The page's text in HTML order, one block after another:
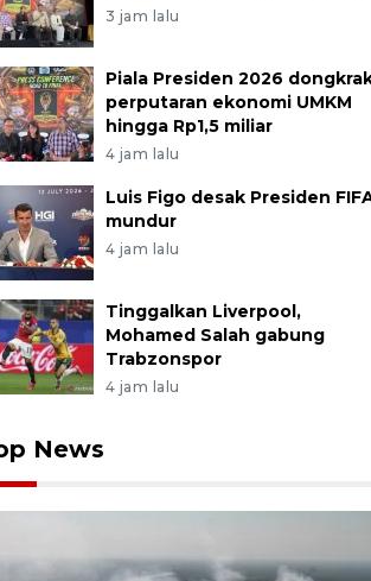
3 jam lalu
Piala Presiden 2026
perputaran ekonomi UMKM
hingga Rp1,5 miliar
4 jam lalu
Luis Figo desak Presiden
mundur
4 jam lalu
Tinggalkan Liverpool,
Mohamed Salah gabung
Trabzonspor
4 jam lalu
News